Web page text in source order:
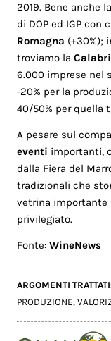
2019. Bene anche
di DOP ed IGP
Romagna (+30%);
troviamo la
6.000 imprese nel
-20% per la
40/50% per quella
A pesare sul
eventi importanti,
dalla Fiera del
tradizionali che
vetrina importante
privilegiato.
Fonte:WineNews
ARGOMENTI
PRODUZIONE,